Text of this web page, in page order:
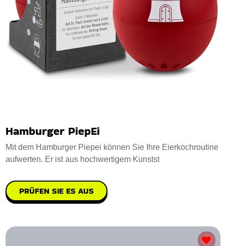
Hamburger PiepEi
Mit dem Hamburger Piepei können Sie Ihre Eierkochroutine
aufwerten. Er ist aus hochwertigem Kunstst
PRÜFEN SIE ES AUS